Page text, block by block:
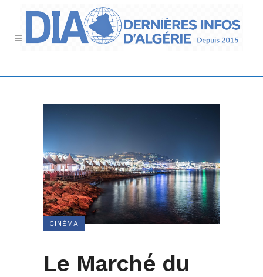
CINÉMA
Le Marché du